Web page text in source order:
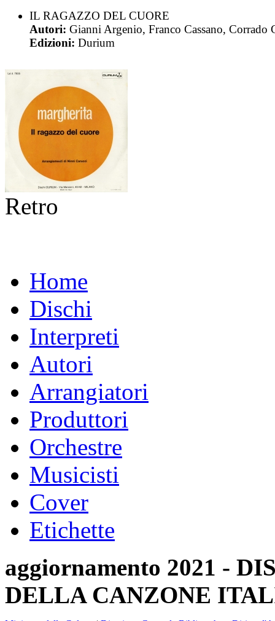
IL RAGAZZO DEL CUORE
Autori: Gianni Argenio, Franco Cassano, Corrado
Edizioni: Durium
Retro
Home
Dischi
Interpreti
Autori
Arrangiatori
Produttori
Orchestre
Musicisti
Cover
Etichette
aggiornamento 2021 -
DELLA CANZONE